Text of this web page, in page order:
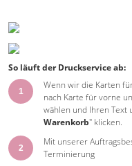
So läuft der Druckservice ab:
1
Wenn wir die Karten
nach Karte für vorne
wählen und Ihren Text
Warenkorb" klicken.
2
Mit unserer
Terminierung